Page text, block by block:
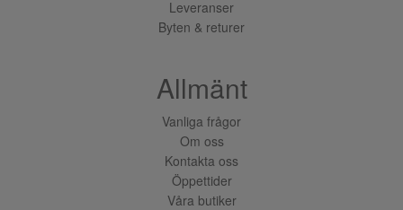
Leveranser
Byten & returer
Allmänt
Vanliga frågor
Om oss
Kontakta oss
Öppettider
Våra butiker